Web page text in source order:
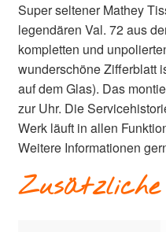
Super seltener Mathey
legendären Val. 72 aus
kompletten und
wunderschöne Zifferblatt
auf dem Glas). Das
zur Uhr. Die
Werk läuft in allen
Weitere Informationen